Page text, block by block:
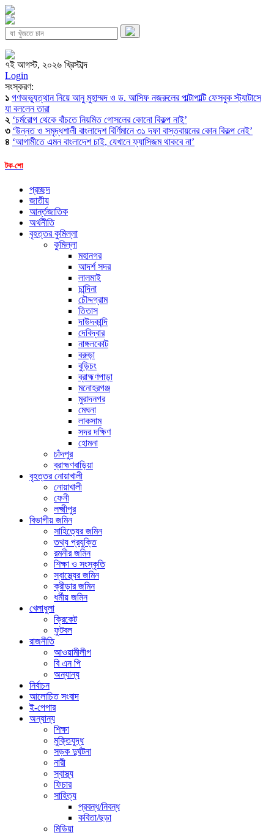
৭ই আগস্ট, ২০২৬ খ্রিস্টাব্দ
Login
সংস্করণ:
১ গণঅভ্যুত্থান নিয়ে আনু মুহাম্মদ ও ড. আসিফ নজরুলের পাল্টাপাল্টি ফেসবুক স্ট্যাটাসে
যা বললেন তারা
২ ‘চর্মরোগ থেকে বাঁচতে নিয়মিত গোসলের কোনো বিকল্প নাই’
৩ ‘উন্নত ও সমৃদ্ধশালী বাংলাদেশ বির্ণিমানে ৩১ দফা বাস্তবায়নের কোন বিকল্প নেই’
৪ ‘আগামীতে এমন বাংলাদেশ চাই, যেখানে ফ্যাসিজম থাকবে না’
টক-শো
প্রচ্ছদ
জাতীয়
আর্ন্তজাতিক
অর্থনীতি
বৃহত্তর কুমিল্লা
কুমিল্লা
মহানগর
আদর্শ সদর
লালমাই
চান্দিনা
চৌদ্দগ্রাম
তিতাস
দাউদকান্দি
দেবিদ্বার
নাঙ্গলকোট
বরুড়া
বুড়িচং
ব্রাহ্মণপাড়া
মনোহরগঞ্জ
মুরাদনগর
মেঘনা
লাকসাম
সদর দক্ষিণ
হোমনা
চাঁদপুর
ব্রাহ্মণবাড়িয়া
বৃহত্তর নোয়াখালী
নোয়াখালী
ফেনী
লক্ষ্মীপুর
বিভাগীয় জমিন
সাহিত্যের জমিন
তথ্য প্রযুক্তি
রমনীর জমিন
শিক্ষা ও সংস্কৃতি
স্বাস্থ্যের জমিন
ক্রীড়ার জমিন
ধর্মীয় জমিন
খেলাধুলা
ক্রিকেট
ফুটবল
রাজনীতি
আওয়ামীলীগ
বি এন পি
অন্যান্য
নির্বাচন
আলোচিত সংবাদ
ই-পেপার
অন্যান্য
শিক্ষা
মুক্তিযুদ্ধ
সড়ক দুর্ঘটনা
নারী
স্বাস্থ্য
ফিচার
সাহিত্য
প্রবন্ধ/নিবন্ধ
কবিতা/ছড়া
মিডিয়া